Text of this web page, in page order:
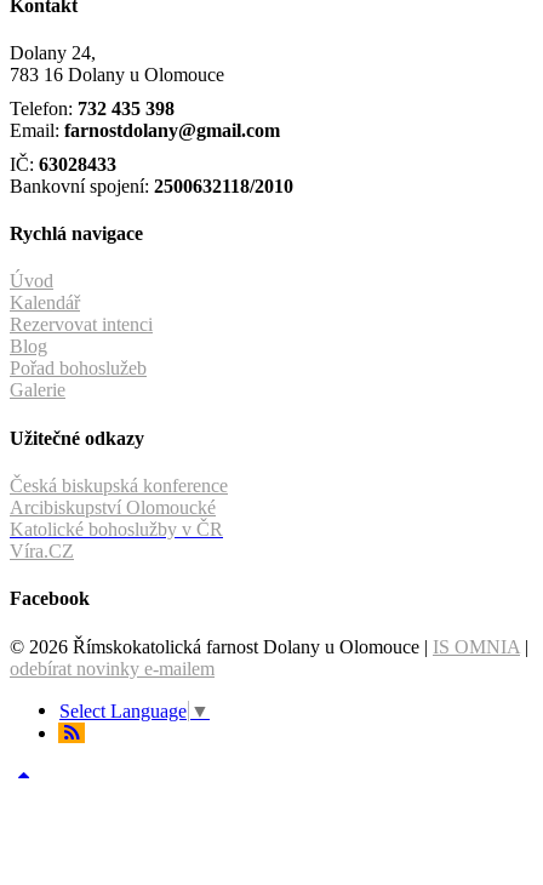
Kontakt
Dolany 24,
783 16 Dolany u Olomouce
Telefon: 732 435 398
Email: farnostdolany@gmail.com
IČ: 63028433
Bankovní spojení: 2500632118/2010
Rychlá navigace
Úvod
Kalendář
Rezervovat intenci
Blog
Pořad bohoslužeb
Galerie
Užitečné odkazy
Česká biskupská konference
Arcibiskupství Olomoucké
Katolické bohoslužby v ČR
Víra.CZ
Facebook
© 2026 Římskokatolická farnost Dolany u Olomouce | IS OMNIA |
odebírat novinky e-mailem
Select Language ▼